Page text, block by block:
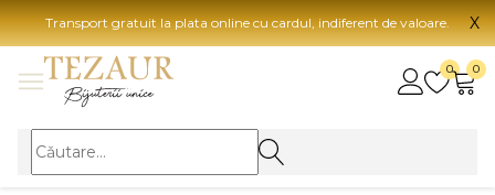
Transport gratuit la plata online cu cardul, indiferent de valoare. X
0 0
BIJUTERII
BIJUTERII FEMEI